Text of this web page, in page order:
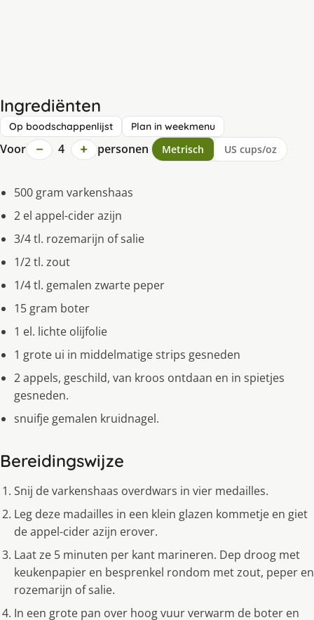
Ingrediënten
Op boodschappenlijst Plan in weekmenu
Voor − 4 + personen Metrisch US cups/oz
500 gram varkenshaas
2 el appel-cider azijn
3/4 tl. rozemarijn of salie
1/2 tl. zout
1/4 tl. gemalen zwarte peper
15 gram boter
1 el. lichte olijfolie
1 grote ui in middelmatige strips gesneden
2 appels, geschild, van kroos ontdaan en in spietjes
gesneden.
snuifje gemalen kruidnagel.
Bereidingswijze
Snij de varkenshaas overdwars in vier medailles.
Leg deze madailles in een klein glazen kommetje en giet
de appel-cider azijn erover.
Laat ze 5 minuten per kant marineren. Dep droog met
keukenpapier en besprenkel rondom met zout, peper en
rozemarijn of salie.
In een grote pan over hoog vuur verwarm de boter en